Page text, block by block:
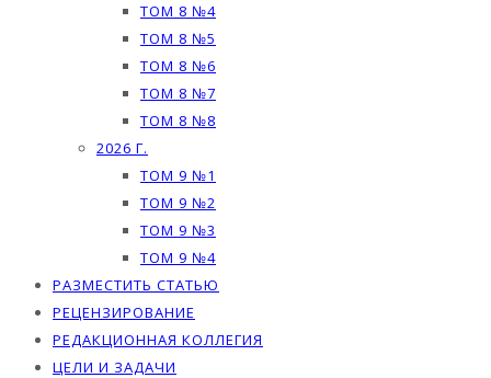
ТОМ 8 №4
ТОМ 8 №5
ТОМ 8 №6
ТОМ 8 №7
ТОМ 8 №8
2026 Г.
ТОМ 9 №1
ТОМ 9 №2
ТОМ 9 №3
ТОМ 9 №4
РАЗМЕСТИТЬ СТАТЬЮ
РЕЦЕНЗИРОВАНИЕ
РЕДАКЦИОННАЯ КОЛЛЕГИЯ
ЦЕЛИ И ЗАДАЧИ